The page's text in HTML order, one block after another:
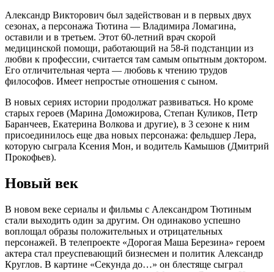
Александр Викторович был задействован и в первых двух
сезонах, а персонажа Тютина — Владимира Ломагина,
оставили и в третьем. Этот 60-летний врач скорой
медицинской помощи, работающий на 58-й подстанции из
любви к профессии, считается там самым опытным доктором.
Его отличительная черта — любовь к чтению трудов
философов. Имеет непростые отношения с сыном.
В новых сериях истории продолжат развиваться. Но кроме
старых героев (Марина Доможирова, Степан Куликов, Петр
Баранчеев, Екатерина Волкова и другие), в 3 сезоне к ним
присоединилось еще два новых персонажа: фельдшер Лера,
которую сыграла Ксения Мон, и водитель Камышов (Дмитрий
Прокофьев).
Новый век
В новом веке сериалы и фильмы с Александром Тютиным
стали выходить один за другим. Он одинаково успешно
воплощал образы положительных и отрицательных
персонажей. В телепроекте «Дорогая Маша Березина» героем
актера стал преуспевающий бизнесмен и политик Александр
Круглов. В картине «Секунда до…» он блестяще сыграл